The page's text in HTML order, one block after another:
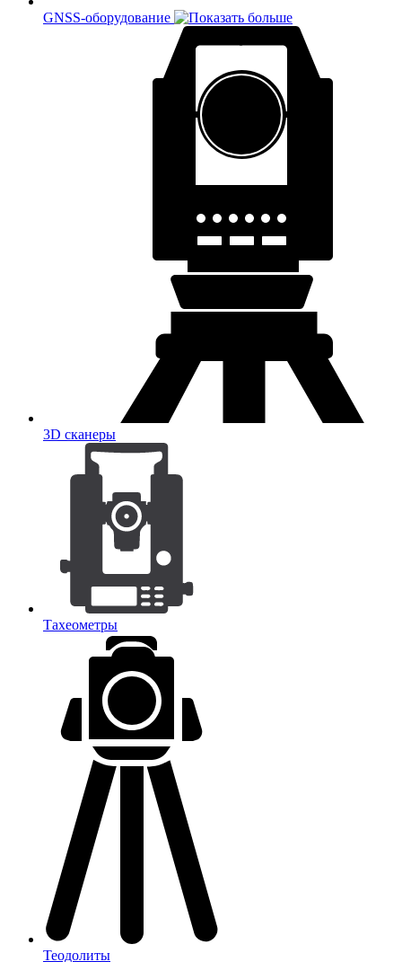
GNSS-оборудование
3D сканеры
Тахеометры
Теодолиты